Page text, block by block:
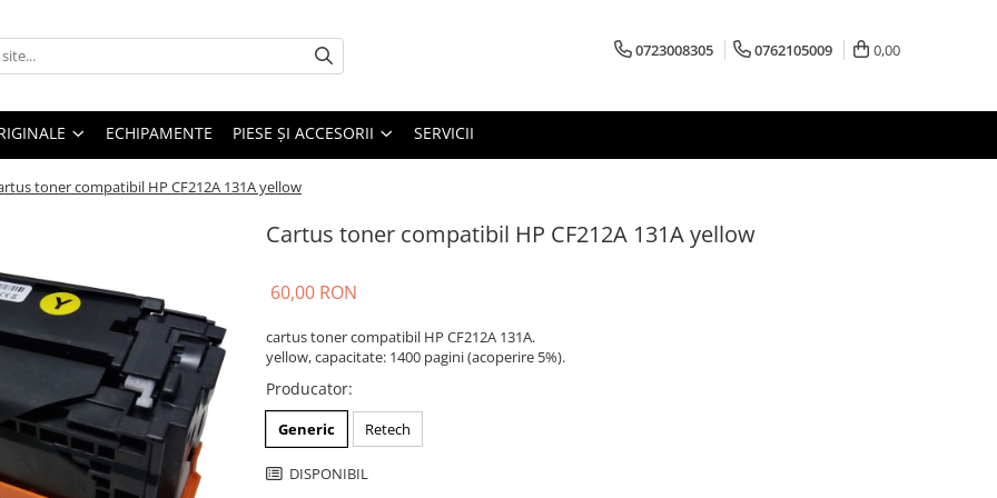
0723008305 0762105009 0,00
ECHIPAMENTE PIESE ŞI ACCESORII SERVICII
toner compatibil HP CF212A 131A yellow
Cartus toner compatibil HP CF212A 131A yellow
60,00 RON
cartus toner compatibil HP CF212A 131A.
yellow, capacitate: 1400 pagini (acoperire 5%).
Producator:
Generic Retech
DISPONIBIL